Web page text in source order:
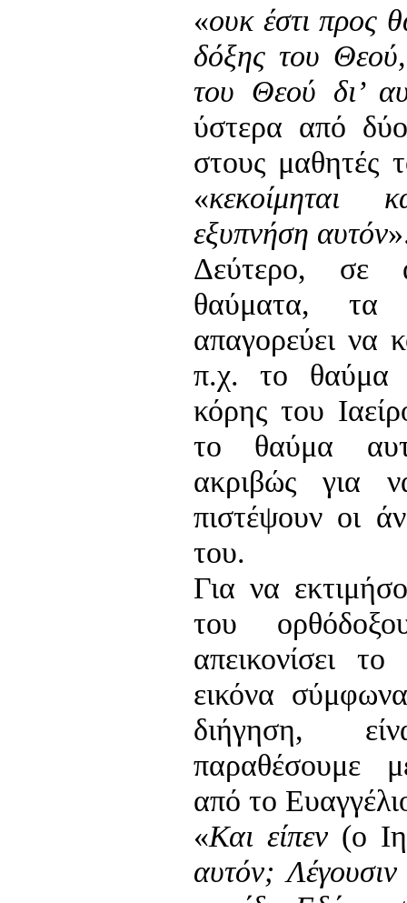
«ουκ έστι προς
δόξης του
του Θεού δι’
ύστερα από
στους μαθητές
«κεκοίμηται
εξυπνήση αυτόν
Δεύτερο, σε
θαύματα,
απαγορεύει να
π.χ. το θαύμα
κόρης του
το θαύμα
ακριβώς για
πιστέψουν οι
του.
Για να
του
απεικονίσει
εικόνα
διήγηση,
παραθέσουμε
από το
«Και είπεν (ο
αυτόν;